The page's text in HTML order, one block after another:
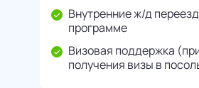
Внутренние ж/д
программе
Визовая поддержка
получения визы в